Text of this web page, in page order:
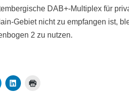
DAB+-Multiplex für
Gebiet nicht zu empfangen ist,
2 zu nutzen.